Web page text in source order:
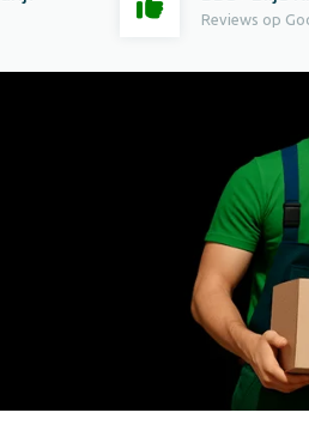
Reviews op